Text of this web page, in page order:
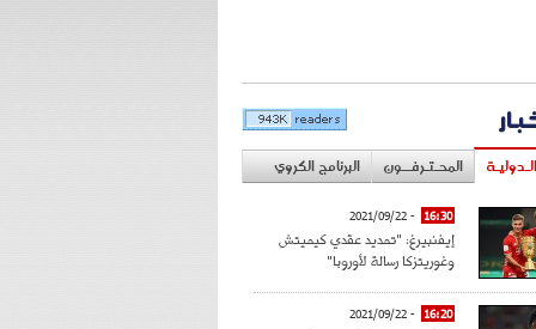
المحـتـرفــون البرنامج الكروي
16:30
- 2021/09/22
إيفنبيرغ: "تمديد عقدي كيميتش
وغوريتزكا رسالة لأوروبا"
16:20
- 2021/09/22